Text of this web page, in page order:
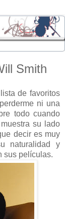
Smith
de favoritos
ni una
todo cuando
su lado
decir es muy
naturalidad y
sus películas.